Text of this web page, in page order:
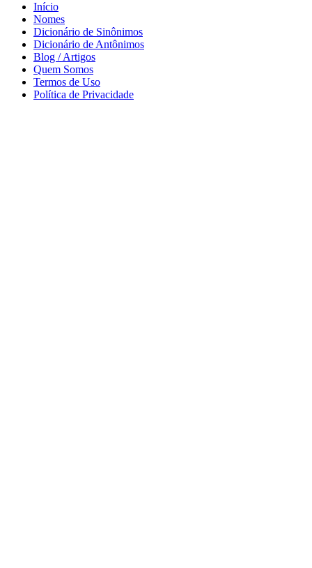
Início
Nomes
Dicionário de Sinônimos
Dicionário de Antônimos
Blog / Artigos
Quem Somos
Termos de Uso
Política de Privacidade